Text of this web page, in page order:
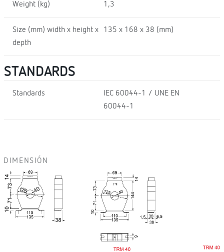
Weight (kg) 1,3
Size (mm) width x height x
depth
135 x 168 x 38 (mm)
STANDARDS
Standards
IEC 60044-1 / UNE EN
60044-1
DIMENSIÓN